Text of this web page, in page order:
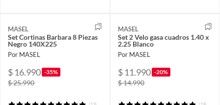
MASEL
Set Cortinas Barbara 8 Piezas
Negro 140X225
Por MASEL
$ 16.990 -35%
$ 25.990
MASEL
Set 2 Velo gasa cuadros 1.40 x
2.25 Blanco
Por MASEL
$ 11.990 -20%
$ 14.990